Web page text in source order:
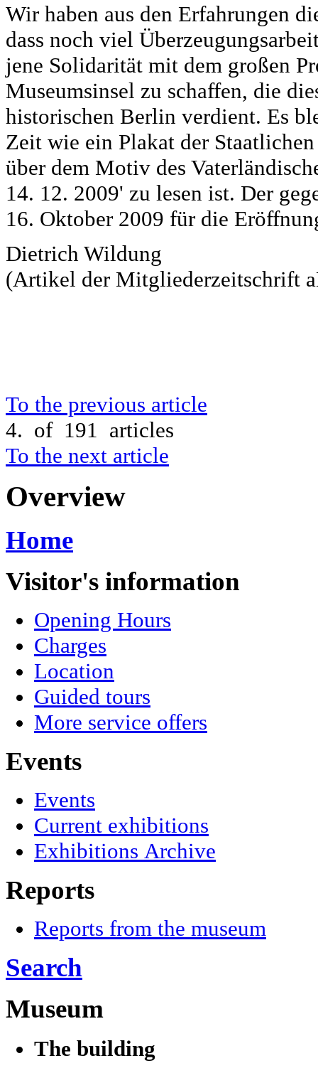
Wir haben aus den Erfahrungen
dass noch viel
jene Solidarität mit dem großen
Museumsinsel zu schaffen, die
historischen Berlin verdient. Es
Zeit wie ein Plakat der
über dem Motiv des
14. 12. 2009' zu lesen ist. Der
16. Oktober 2009 für die
Dietrich Wildung
(Artikel der Mitgliederzeitschrift
To the previous article
4. of 191 articles
To the next article
Overview
Home
Visitor's information
Opening Hours
Charges
Location
Guided tours
More service offers
Events
Events
Current exhibitions
Exhibitions Archive
Reports
Reports from the museum
Search
Museum
The building